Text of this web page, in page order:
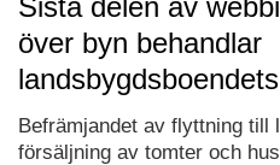
över byn behandlar
Befrämjandet av flyttning till
försäljning av tomter och